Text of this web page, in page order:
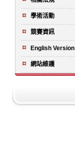
學術活動
競賽資訊
English Version
網站維護